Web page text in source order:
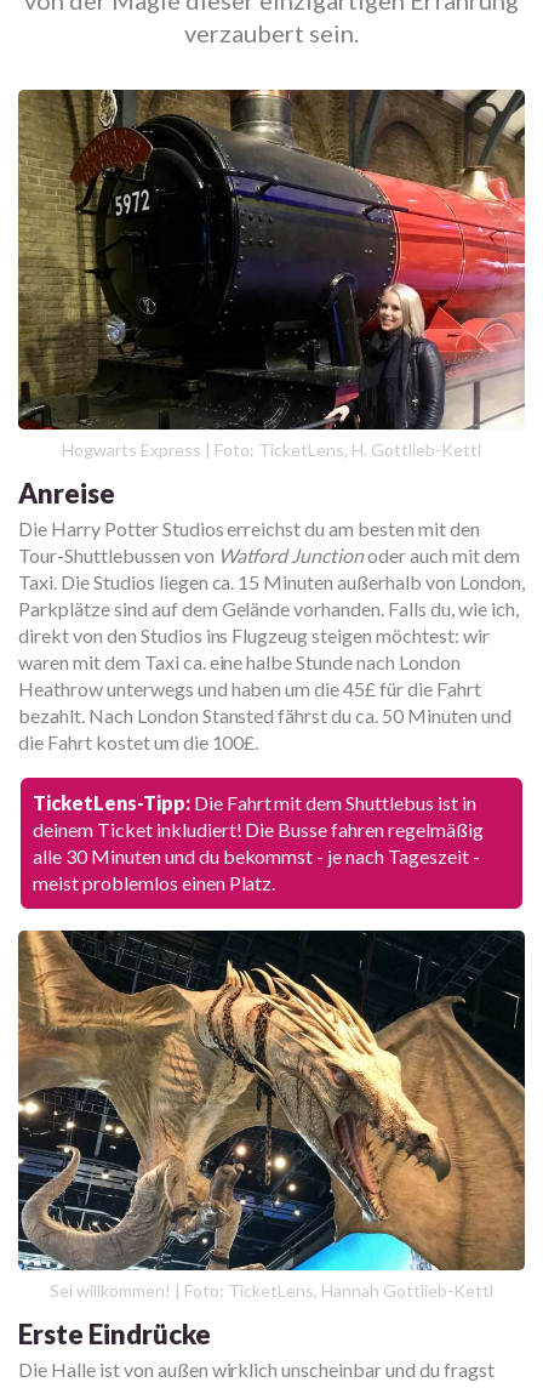
verzaubert sein.
Hogwarts Express | Foto: TicketLens, H. Gottlieb-Kettl
Anreise
Die Harry Potter Studios erreichst du am besten mit den
Tour-Shuttlebussen von Watford Junctionoder auch mit dem
Taxi. Die Studios liegen ca. 15 Minuten außerhalb von London,
Parkplätze sind auf dem Gelände vorhanden. Falls du, wie ich,
direkt von den Studios ins Flugzeug steigen möchtest: wir
waren mit dem Taxi ca. eine halbe Stunde nach London
Heathrow unterwegs und haben um die 45£ für die Fahrt
bezahlt. Nach London Stansted fährst du ca. 50 Minuten und
die Fahrt kostet um die 100£.
TicketLens-Tipp:Die Fahrt mit dem Shuttlebus ist in
deinem Ticket inkludiert! Die Busse fahren regelmäßig
alle 30 Minuten und du bekommst - je nach Tageszeit -
meist problemlos einen Platz.
Sei willkommen! | Foto: TicketLens, Hannah Gottlieb-Kettl
Erste Eindrücke
Die Halle ist von außen wirklich unscheinbar und du fragst